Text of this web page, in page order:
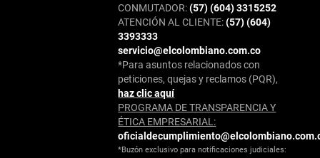
CONMUTADOR:(57) (604) 3315252
ATENCIÓN AL CLIENTE:(57) (604)
3393333
servicio@elcolombiano.com.co
*Para asuntos relacionados con
peticiones, quejas y reclamos (PQR),
haz clic aquí
PROGRAMA DE TRANSPARENCIA Y
ÉTICA EMPRESARIAL:
*Buzón exclusivo para notificaciones judiciales: